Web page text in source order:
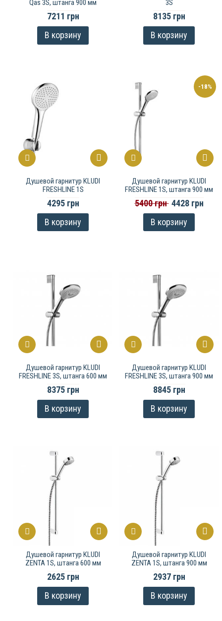
Qas 3S, штанга 900 мм
7211 грн
В корзину
3S
8135 грн
В корзину
Душевой гарнитур KLUDI
FRESHLINE 1S
4295 грн
В корзину
-18%
Душевой гарнитур KLUDI
FRESHLINE 1S, штанга 900 мм
5400 грн 4428 грн
В корзину
Душевой гарнитур KLUDI
FRESHLINE 3S, штанга 600 мм
8375 грн
В корзину
Душевой гарнитур KLUDI
FRESHLINE 3S, штанга 900 мм
8845 грн
В корзину
Душевой гарнитур KLUDI
ZENTA 1S, штанга 600 мм
2625 грн
В корзину
Душевой гарнитур KLUDI
ZENTA 1S, штанга 900 мм
2937 грн
В корзину